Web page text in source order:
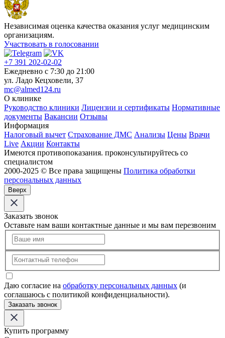
Независимая оценка качества оказания услуг медицинским
организациям.
Участвовать в голосовании
+7 391 202-02-02
Ежедневно c 7:30 до 21:00
ул. Ладо Кецховели, 37
mc@almed124.ru
О клинике
Руководство клиники Лицензии и сертификаты Нормативные
документы Вакансии Отзывы
Информация
Налоговый вычет Страхование ДМС Анализы Цены Врачи
Live Акции Контакты
Имеются противопоказания. проконсультируйтесь со
специалистом
2000-2025 © Все права защищены Политика обработки
персональных данных
Вверх
Заказать звонок
Оставьте нам ваши контактные данные и мы вам перезвоним
Даю согласие на обработку персональных данных (и
соглашаюсь с политикой конфиденциальности).
Заказать звонок
Купить программу